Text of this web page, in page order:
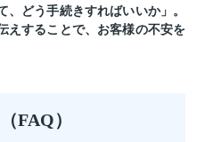
、どう手続きすればいいか」。
えすることで、お客様の不安を
FAQ）